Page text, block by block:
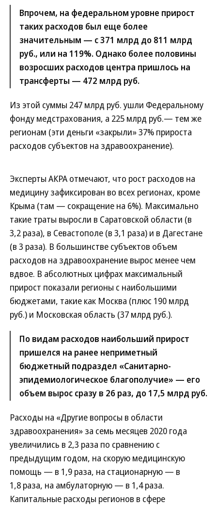
Впрочем, на федеральном уровне прирост
таких расходов был еще более
значительным — с 371 млрд до 811 млрд
руб., или на 119%. Однако более половины
возросших расходов центра пришлось на
трансферты — 472 млрд руб.
Из этой суммы 247 млрд руб. ушли Федеральному
фонду медстрахования, а 225 млрд руб.— тем же
регионам (эти деньги «закрыли» 37% прироста
расходов субъектов на здравоохранение).
Эксперты АКРА отмечают, что рост расходов на
медицину зафиксирован во всех регионах, кроме
Крыма (там — сокращение на 6%). Максимально
такие траты выросли в Саратовской области (в
3,2 раза), в Севастополе (в 3,1 раза) и в Дагестане
(в 3 раза). В большинстве субъектов объем
расходов на здравоохранение вырос менее чем
вдвое. В абсолютных цифрах максимальный
прирост показали регионы с наибольшими
бюджетами, такие как Москва (плюс 190 млрд
руб.) и Московская область (37 млрд руб.).
По видам расходов наибольший прирост
пришелся на ранее неприметный
бюджетный подраздел «Санитарно-
эпидемиологическое благополучие» — его
объем вырос сразу в 26 раз, до 17,5 млрд руб.
Расходы на «Другие вопросы в области
здравоохранения» за семь месяцев 2020 года
увеличились в 2,3 раза по сравнению с
предыдущим годом, на скорую медицинскую
помощь — в 1,9 раза, на стационарную — в
1,8 раза, на амбулаторную — в 1,4 раза.
Капитальные расходы регионов в сфере